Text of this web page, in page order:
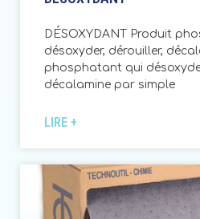
DÉSOXYDANT Produit
désoxyder, dérouiller,
phosphatant qui
décalamine par simple
LIRE +